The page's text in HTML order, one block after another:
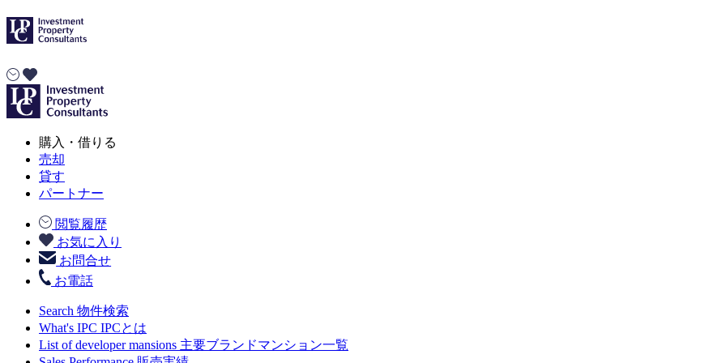
購入・借りる
売却
貸す
パートナー
閲覧履歴
お気に入り
お問合せ
お電話
Search 物件検索
What's IPC IPCとは
List of developer mansions 主要ブランドマンション一覧